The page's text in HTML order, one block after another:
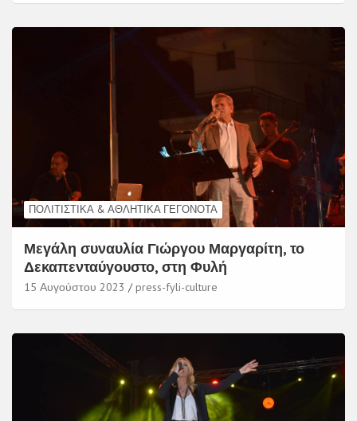
ΠΟΛΙΤΙΣΤΙΚΆ & ΑΘΛΗΤΙΚΆ ΓΕΓΟΝΌΤΑ
Μεγάλη συναυλία Γιώργου Μαργαρίτη, το
Δεκαπενταύγουστο, στη Φυλή
15 Αυγούστου 2023 press-fyli-culture